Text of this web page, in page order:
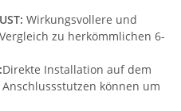
Wirkungsvollere und
zu herkömmlichen 6-
Direkte Installation auf dem
können um